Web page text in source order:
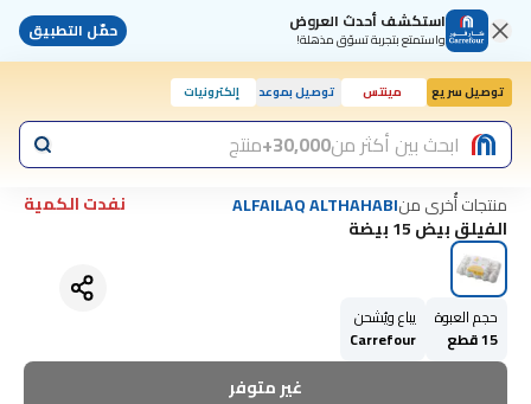
استكشف أحدث العروض
واستمتع بتجربة تسوّق مذهلة! حمّل التطبيق
توصيل سريع مينتس توصيل بموعد إلكترونيات
ابحث بين أكثر من30,000+ منتج
منتجات أُخرى منALFAILAQ ALTHAHABI
نفدت الكمية
الفيلق بيض 15 بيضة
حجم العبوة
15 قطع
يباع ويُشحن
Carrefour
غير متوفر